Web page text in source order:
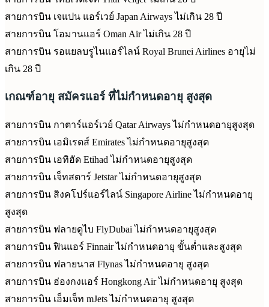
สายการบิน เจแปน แอร์เวย์ Japan Airways ไม่เกิน 28 ปี
สายการบิน โอมานแอร์ Oman Air ไม่เกิน 28 ปี
สายการบิน รอแยลบรูไนแอร์ไลน์ Royal Brunei Airlines อายุไม่
เกิน 28 ปี
เกณฑ์อายุ สมัครแอร์ ที่ไม่กำหนดอายุ สูงสุด
สายการบิน กาตาร์แอร์เวย์ Qatar Airways ไม่กำหนดอายุสูงสุด
สายการบิน เอมิเรตส์ Emirates ไม่กำหนดอายุสูงสุด
สายการบิน เอทิฮัด Etihad ไม่กำหนดอายุสูงสุด
สายการบิน เจ็ทสตาร์ Jetstar ไม่กำหนดอายุสูงสุด
สายการบิน สิงคโปร์แอร์ไลน์ Singapore Airline ไม่กำหนดอายุ
สูงสุด
สายการบิน ฟลายดูไบ FlyDubai ไม่กำหนดอายุสูงสุด
สายการบิน ฟินแอร์ Finnair ไม่กำหนดอายุ ขั้นต่ำและสูงสุด
สายการบิน ฟลายนาส Flynas ไม่กำหนดอายุ สูงสุด
สายการบิน ฮ่องกงแอร์ Hongkong Air ไม่กำหนดอายุ สูงสุด
สายการบิน เอ็มเจ็ท mJets ไม่กำหนดอายุ สูงสุด